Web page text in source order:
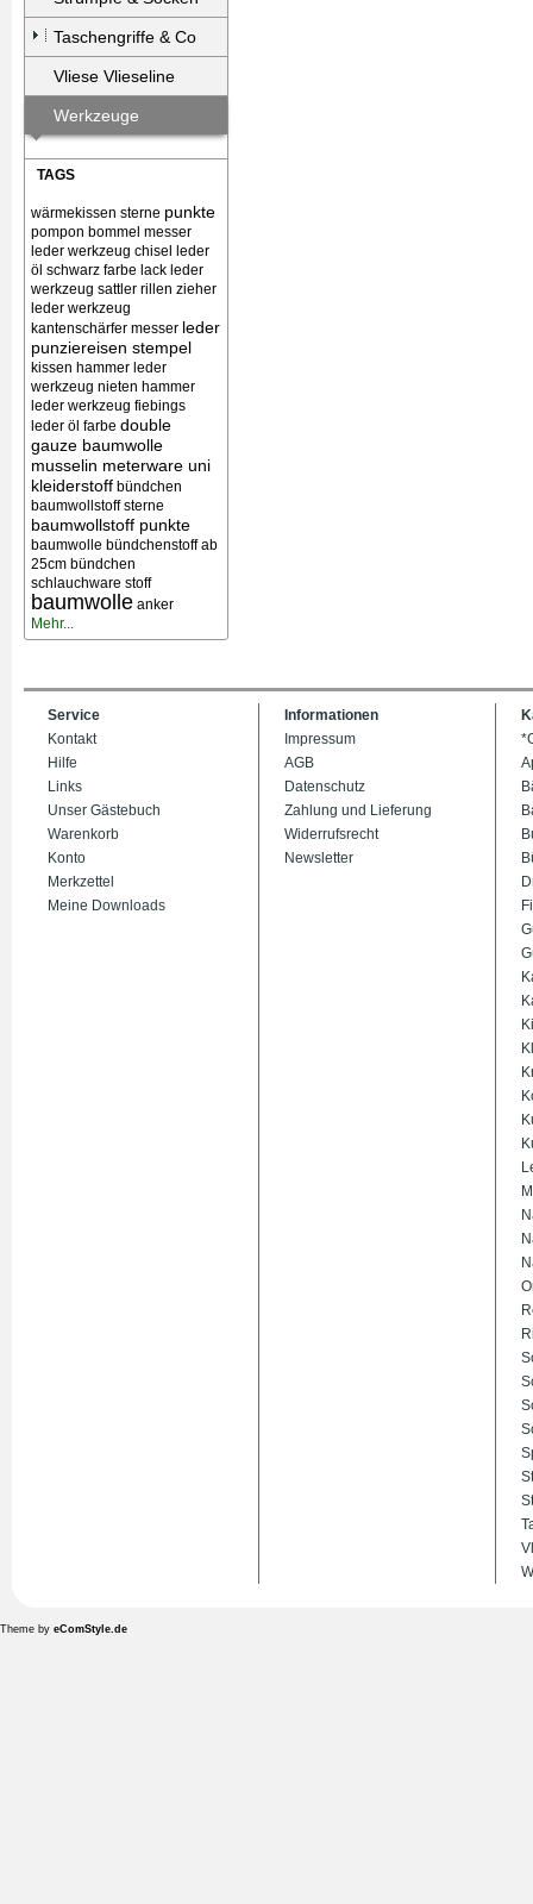
Taschengriffe & Co
Vliese Vlieseline
Werkzeuge
TAGS
wärmekissen sterne punkte
pompon bommel messer
leder werkzeug chisel
leder
öl schwarz farbe lack leder
werkzeug sattler rillen zieher
leder werkzeug
kantenschärfer messer leder
punziereisen stempel
kissen hammer leder
werkzeug nieten hammer
leder werkzeug fiebings
leder öl farbe double
gauze baumwolle
musselin meterware uni
kleiderstoff bündchen
baumwollstoff sterne
baumwollstoff punkte
baumwolle bündchenstoff ab
25cm bündchen
schlauchware stoff
baumwolle anker
Mehr...
Service
Kontakt
Hilfe
Links
Unser Gästebuch
Warenkorb
Konto
Merkzettel
Meine Downloads
Informationen
Impressum
AGB
Datenschutz
Zahlung und Lieferung
Widerrufsrecht
Newsletter
Theme by eComStyle.de